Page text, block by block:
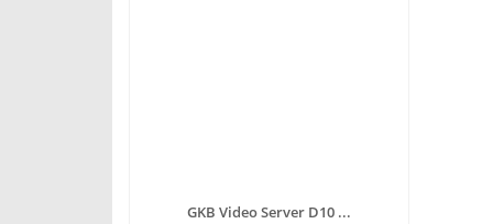
GKB Video Server D10 ...